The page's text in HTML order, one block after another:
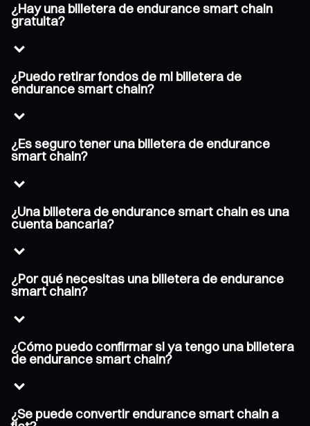
¿Hay una billetera de endurance smart chain
gratuita?
¿Puedo retirar fondos de mi billetera de
endurance smart chain?
¿Es seguro tener una billetera de endurance
smart chain?
¿Una billetera de endurance smart chain es una
cuenta bancaria?
¿Por qué necesitas una billetera de endurance
smart chain?
¿Cómo puedo confirmar si ya tengo una billetera
de endurance smart chain?
¿Se puede convertir endurance smart chain a